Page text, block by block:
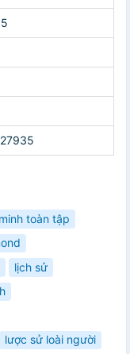
toàn tập
lịch sử
lược sử loài người